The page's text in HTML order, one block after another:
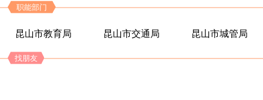
职能部门
昆山市教育局 昆山市交通局 昆山市城管局
找朋友